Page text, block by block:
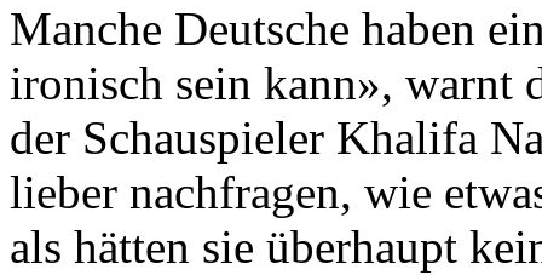
Manche Deutsche haben
ironisch sein kann», warnt
der Schauspieler Khalifa
lieber nachfragen, wie
als hätten sie überhaupt